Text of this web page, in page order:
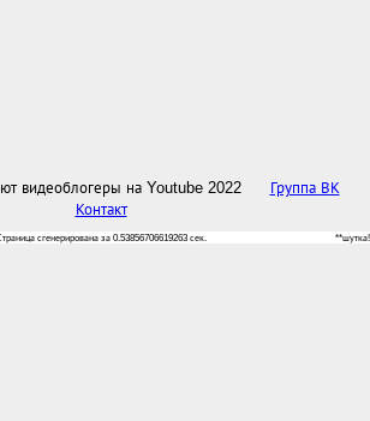
видеоблогеры на Youtube 2022
Группа ВК
Контакт
сгенерирована за 0.53856706619263 сек. **шутка!